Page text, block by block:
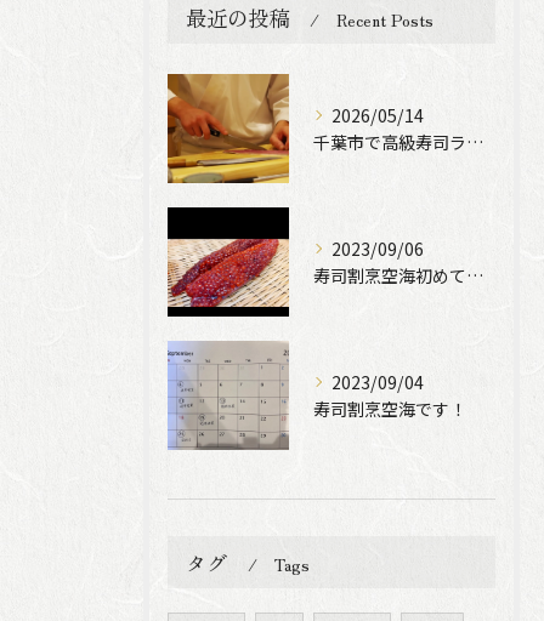
最近の投稿 Recent Posts
2026/05/14
千葉市で高級寿司ランチをお探しの方へ
2023/09/06
寿司割烹空海初めての動画撮影をやって見ました！
2023/09/04
寿司割烹空海です！
タグ Tags